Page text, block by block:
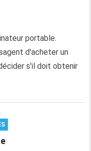
portable.
d'acheter un
s'il doit obtenir